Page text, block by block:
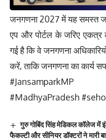
जनगणना 2027 में यह समस्त
एप और पोर्टल के जरिए एकत्र
गई है कि वे जनगणना
करें, ताकि जनगणना का कार्य
#JansamparkMP
#MadhyaPradesh
गुरु गोबिंद सिंह मेडिकल कॉलेज में
फैकल्टी और सीनियर डॉक्टरों ने मारी